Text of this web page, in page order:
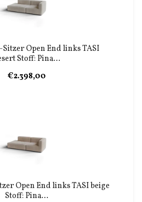
Sitzer Open End links TASI
Stoff: Pina...
€2.398,00
Open End links TASI beige
Stoff: Pina...